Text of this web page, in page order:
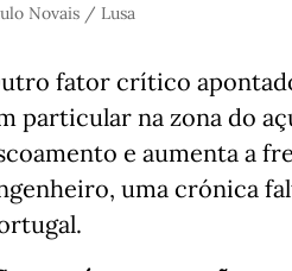
Novais / Lusa
fator crítico
particular na zona do
e aumenta a
uma crónica